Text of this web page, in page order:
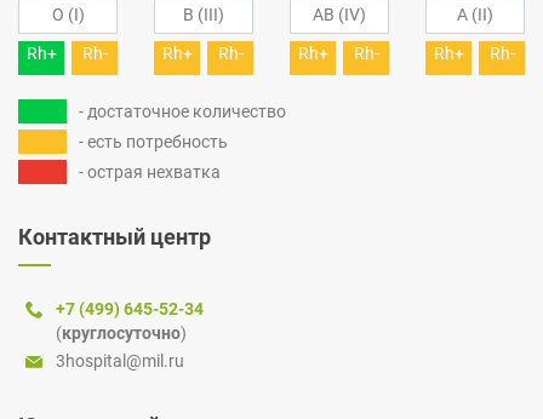
O (I)
Rh+
Rh-
B (III)
Rh+
Rh-
AB (IV)
Rh+
Rh-
A (II)
Rh+
Rh-
- достаточное количество
- есть потребность
- острая нехватка
Контактный центр
+7 (499) 645-52-34
(круглосуточно)
3hospital@mil.ru